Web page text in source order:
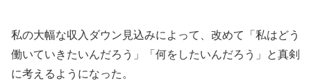
私の大幅な収入ダウン見込みによって、改めて「私はどう
働いていきたいんだろう」「何をしたいんだろう」と真剣
に考えるようになった。